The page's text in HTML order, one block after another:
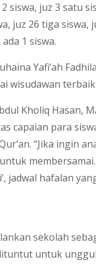
siswa, juz 3 satu
juz 26 tiga siswa,
1 siswa.
Yafi’ah
wisudawan
Kholiq Hasan,
capaian para
“Jika ingin
hafalan
sekolah
untuk